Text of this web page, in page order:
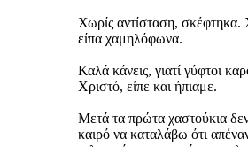
Χωρίς αντίσταση, σκέφτηκα.
είπα χαμηλόφωνα.
Καλά κάνεις, γιατί γύφτοι
Χριστό, είπε και ήπιαμε.
Μετά τα πρώτα χαστούκια
καιρό να καταλάβω ότι